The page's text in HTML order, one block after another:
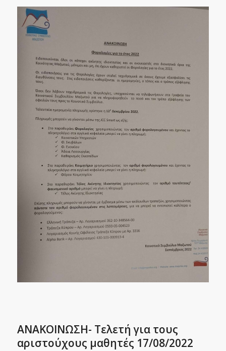
ΑΝΑΚΟΙΝΩΣΗ- Τελετή για τους
αριστούχους μαθητές 17/08/2022